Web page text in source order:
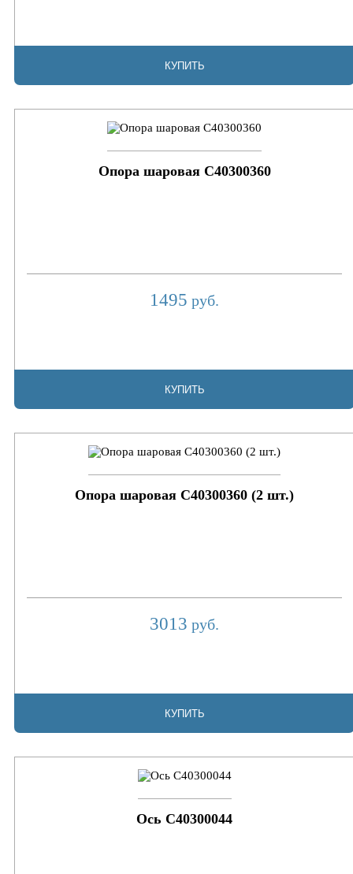
КУПИТЬ
Опора шаровая C40300360
1495 руб.
КУПИТЬ
Опора шаровая C40300360 (2 шт.)
3013 руб.
КУПИТЬ
Ось C40300044